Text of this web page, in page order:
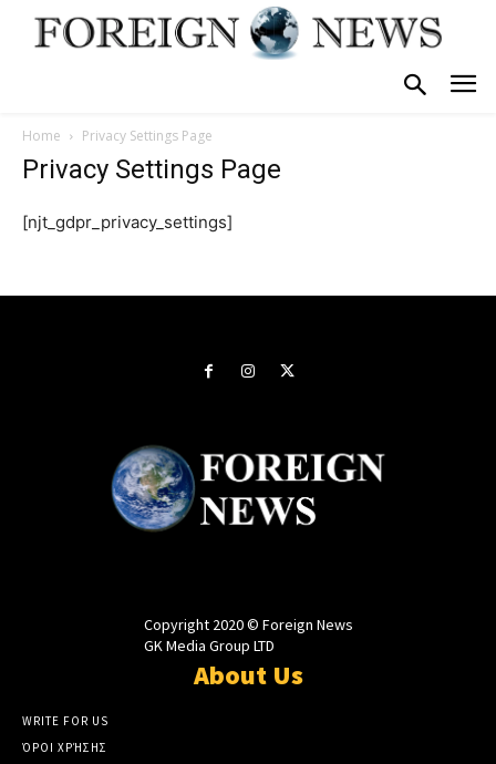
Home Privacy Settings Page
Privacy Settings Page
[njt_gdpr_privacy_settings]
Copyright 2020 © Foreign News
GK Media Group LTD
About Us
WRITE FOR US
ΌΡΟΙ ΧΡΉΣΗΣ